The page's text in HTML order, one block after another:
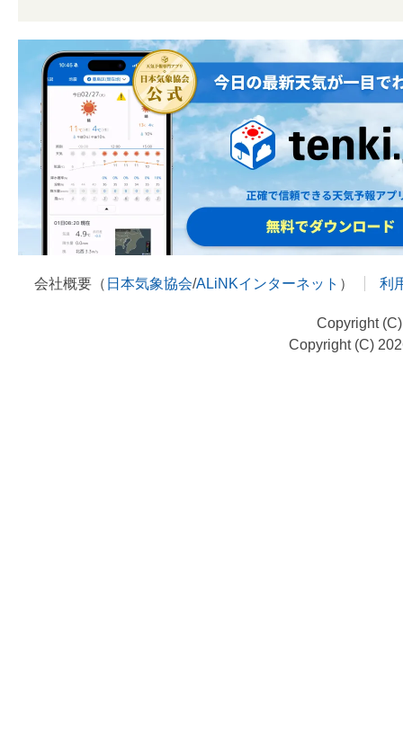
会社概要（ 日本気象協会/ALiNKインターネット ） 利
Copyright
Copyright (C)